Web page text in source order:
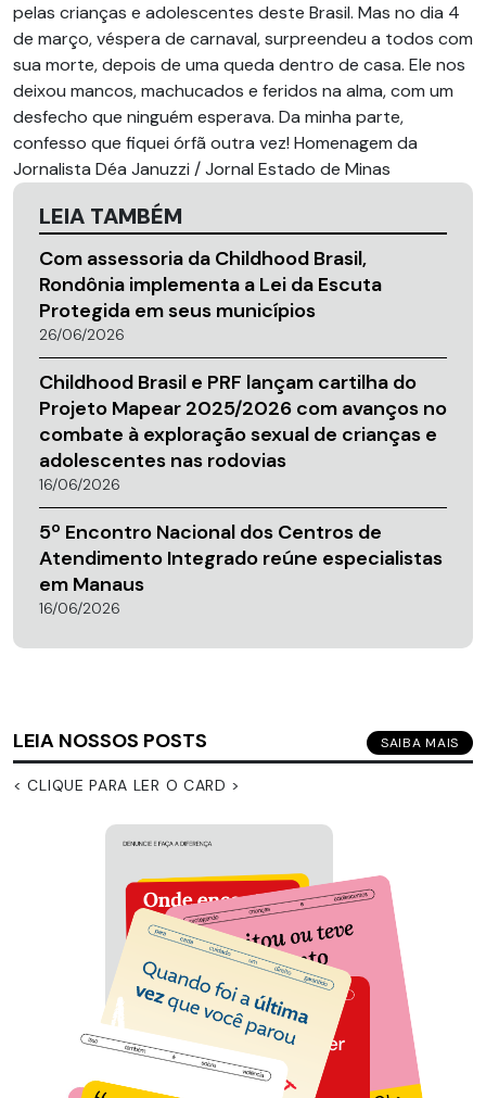
pelas crianças e adolescentes deste Brasil. Mas no dia 4
de março, véspera de carnaval, surpreendeu a todos com
sua morte, depois de uma queda dentro de casa. Ele nos
deixou mancos, machucados e feridos na alma, com um
desfecho que ninguém esperava. Da minha parte,
confesso que fiquei órfã outra vez! Homenagem da
Jornalista Déa Januzzi / Jornal Estado de Minas
LEIA TAMBÉM
Com assessoria da Childhood Brasil,
Rondônia implementa a Lei da Escuta
Protegida em seus municípios
26/06/2026
Childhood Brasil e PRF lançam cartilha do
Projeto Mapear 2025/2026 com avanços no
combate à exploração sexual de crianças e
adolescentes nas rodovias
16/06/2026
5º Encontro Nacional dos Centros de
Atendimento Integrado reúne especialistas
em Manaus
16/06/2026
LEIA NOSSOS POSTS SAIBA MAIS
< CLIQUE PARA LER O CARD >